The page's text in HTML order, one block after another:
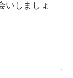
いしましょ